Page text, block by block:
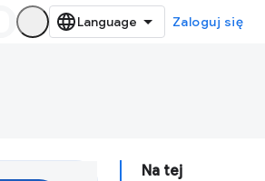
Zaloguj się
Na tej